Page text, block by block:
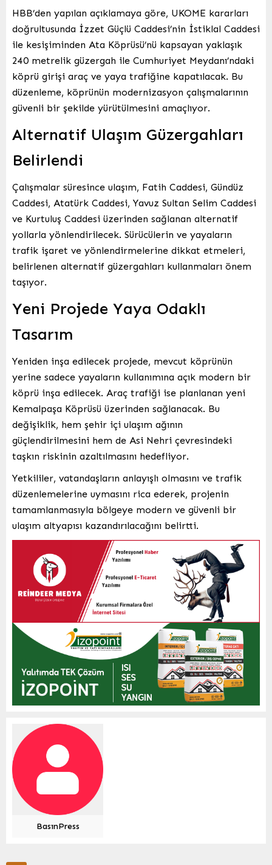
HBB’den yapılan açıklamaya göre, UKOME kararları
doğrultusunda İzzet Güçlü Caddesi’nin İstiklal Caddesi
ile kesişiminden Ata Köprüsü’nü kapsayan yaklaşık
240 metrelik güzergah ile Cumhuriyet Meydanı’ndaki
köprü girişi araç ve yaya trafiğine kapatılacak. Bu
düzenleme, köprünün modernizasyon çalışmalarının
güvenli bir şekilde yürütülmesini amaçlıyor.
Alternatif Ulaşım Güzergahları
Belirlendi
Çalışmalar süresince ulaşım, Fatih Caddesi, Gündüz
Caddesi, Atatürk Caddesi, Yavuz Sultan Selim Caddesi
ve Kurtuluş Caddesi üzerinden sağlanan alternatif
yollarla yönlendirilecek. Sürücülerin ve yayaların
trafik işaret ve yönlendirmelerine dikkat etmeleri,
belirlenen alternatif güzergahları kullanmaları önem
taşıyor.
Yeni Projede Yaya Odaklı
Tasarım
Yeniden inşa edilecek projede, mevcut köprünün
yerine sadece yayaların kullanımına açık modern bir
köprü inşa edilecek. Araç trafiği ise planlanan yeni
Kemalpaşa Köprüsü üzerinden sağlanacak. Bu
değişiklik, hem şehir içi ulaşım ağının
güçlendirilmesini hem de Asi Nehri çevresindeki
taşkın riskinin azaltılmasını hedefliyor.
Yetkililer, vatandaşların anlayışlı olmasını ve trafik
düzenlemelerine uymasını rica ederek, projenin
tamamlanmasıyla bölgeye modern ve güvenli bir
ulaşım altyapısı kazandırılacağını belirtti.
BasınPress